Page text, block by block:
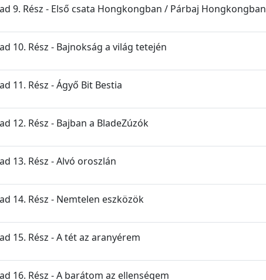
9. Rész - Első csata Hongkongban / Párbaj Hongkongban
10. Rész - Bajnokság a világ tetején
11. Rész - Ágyő Bit Bestia
12. Rész - Bajban a BladeZúzók
13. Rész - Alvó oroszlán
14. Rész - Nemtelen eszközök
15. Rész - A tét az aranyérem
16. Rész - A barátom az ellenségem